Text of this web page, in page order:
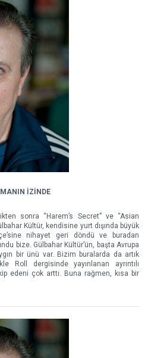
İZİNDE
sonra “Harem’s Secret” ve “Asian
Kültür, kendisine yurt dışında büyük
nihayet geri döndü ve buradan
bize. Gülbahar Kültür’ün, başta Avrupa
bir ünü var. Bizim buralarda da artık
Roll dergisinde yayınlanan ayrıntılı
edeni çok arttı. Buna rağmen, kısa bir